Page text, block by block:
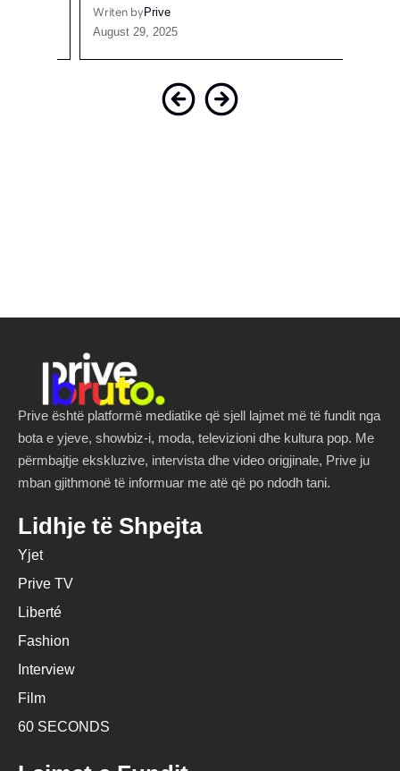
Writen byPrive
August 29, 2025
Prive është platformë mediatike që sjell lajmet më të fundit nga
bota e yjeve, showbiz-i, moda, televizioni dhe kultura pop. Me
përmbajtje ekskluzive, intervista dhe video origjinale, Prive ju
mban gjithmonë të informuar me atë që po ndodh tani.
Lidhje të Shpejta
Yjet
Prive TV
Liberté
Fashion
Interview
Film
60 SECONDS